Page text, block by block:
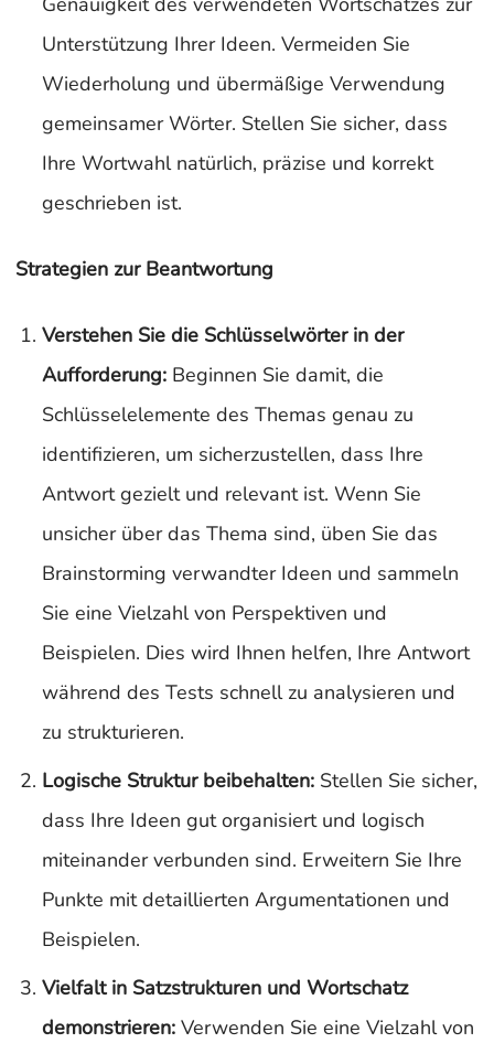
Unterstützung Ihrer Ideen. Vermeiden Sie
Wiederholung und übermäßige Verwendung
gemeinsamer Wörter. Stellen Sie sicher, dass
Ihre Wortwahl natürlich, präzise und korrekt
geschrieben ist.
Strategien zur Beantwortung
Verstehen Sie die Schlüsselwörter in der
Aufforderung: Beginnen Sie damit, die
Schlüsselelemente des Themas genau zu
identifizieren, um sicherzustellen, dass Ihre
Antwort gezielt und relevant ist. Wenn Sie
unsicher über das Thema sind, üben Sie das
Brainstorming verwandter Ideen und sammeln
Sie eine Vielzahl von Perspektiven und
Beispielen. Dies wird Ihnen helfen, Ihre Antwort
während des Tests schnell zu analysieren und
zu strukturieren.
Logische Struktur beibehalten: Stellen Sie sicher,
dass Ihre Ideen gut organisiert und logisch
miteinander verbunden sind. Erweitern Sie Ihre
Punkte mit detaillierten Argumentationen und
Beispielen.
Vielfalt in Satzstrukturen und Wortschatz
demonstrieren: Verwenden Sie eine Vielzahl von